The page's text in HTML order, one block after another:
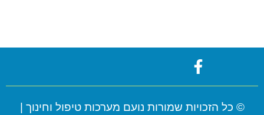
© כל הזכויות שמורות נועם מערכות טיפול וחינוך |